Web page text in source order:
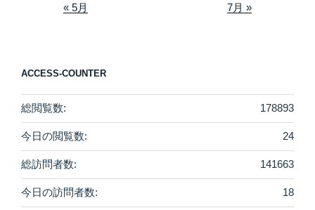
« 5月 7月 »
ACCESS-COUNTER
178893
総閲覧数:
24
今日の閲覧数:
141663
総訪問者数:
18
今日の訪問者数: